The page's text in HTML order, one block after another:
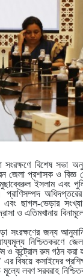
বিশেষ সভা
প্রশাসক ও বিজ্ঞ
ইসলাম এবং
প্রাণিসম্পদ
ছাগল-ভেড়ার
ও এতিমখানায়
সংরক্ষণের জন্য
নিশ্চিতকরণে
ও কন্ট্রোল রুম গঠন করা
বিষয়ে কসাইদের
লবণ সরবরাহ